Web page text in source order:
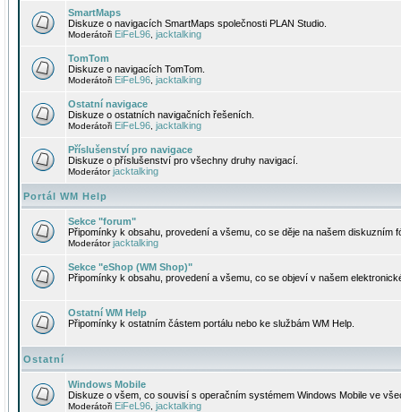
SmartMaps
Diskuze o navigacích SmartMaps společnosti PLAN Studio.
Moderátoři EiFeL96 jacktalking
TomTom
Diskuze o navigacích TomTom.
Moderátoři EiFeL96 jacktalking
Ostatní navigace
Diskuze o ostatních navigačních řešeních.
Moderátoři EiFeL96 jacktalking
Příslušenství pro navigace
Diskuze o příslušenství pro všechny druhy navigací.
Moderátorjacktalking
Portál WM Help
Sekce "forum"
Připomínky k obsahu, provedení a všemu, co se děje na našem diskuzním
Moderátorjacktalking
Sekce "eShop (WM Shop)"
Připomínky k obsahu, provedení a všemu, co se objeví v našem
Ostatní WM Help
Připomínky k ostatním částem portálu nebo ke službám WM Help.
Ostatní
Windows Mobile
Diskuze o všem, co souvisí s operačním systémem Windows Mobile ve
Moderátoři EiFeL96 jacktalking